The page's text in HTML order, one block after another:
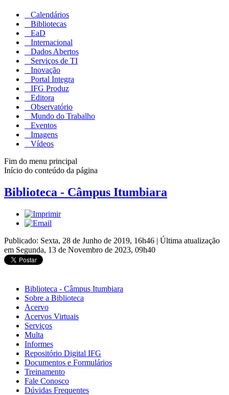
Calendários
Bibliotecas
EaD
Internacional
Dados Abertos
Serviços de TI
Inovação
Portal Integra
IFG Produz
Editora
Observatório
Mundo do Trabalho
Eventos
Imagens
Vídeos
Fim do menu principal
Início do conteúdo da página
Biblioteca - Câmpus Itumbiara
Publicado: Sexta, 28 de Junho de 2019, 16h46 | Última atualização
em Segunda, 13 de Novembro de 2023, 09h40
Biblioteca - Câmpus Itumbiara
Sobre a Biblioteca
Acervo
Acervos Virtuais
Serviços
Multa
Informes
Repositório Digital IFG
Documentos e Formulários
Treinamento
Fale Conosco
Dúvidas Frequentes